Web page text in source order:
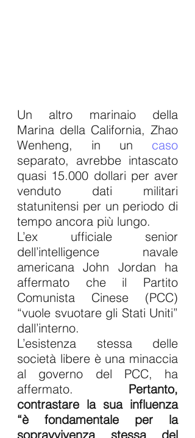
Un altro marinaio della
Marina della California, Zhao
Wenheng, in un caso
separato, avrebbe intascato
quasi 15.000 dollari per aver
venduto dati militari
statunitensi per un periodo di
tempo ancora più lungo.
L’ex ufficiale senior
dell’intelligence navale
americana John Jordan ha
affermato che il Partito
Comunista Cinese (PCC)
“vuole svuotare gli Stati Uniti”
dall’interno.
L’esistenza stessa delle
società libere è una minaccia
al governo del PCC, ha
affermato. Pertanto,
contrastare la sua influenza
“è fondamentale per la
sopravvivenza stessa del